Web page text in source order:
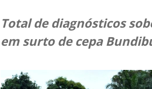
Total de diagnósticos
em surto de cepa